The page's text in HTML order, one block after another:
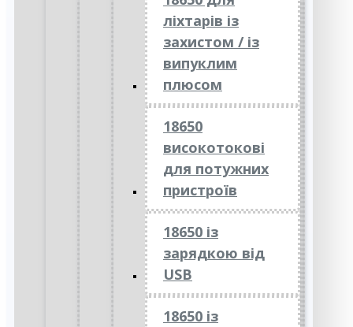
ліхтарів із
захистом / із
випуклим
плюсом
18650
високотокові
для потужних
пристроїв
18650 із
зарядкою від
USB
18650 із